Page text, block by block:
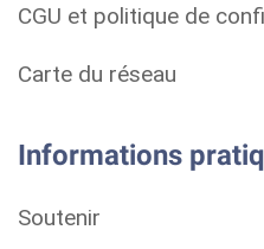
CGU et politique de
Carte du réseau
Informations
Soutenir